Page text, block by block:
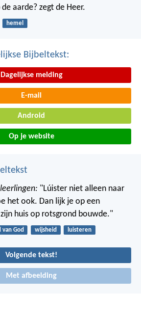
aarde? zegt de Heer.
hemel
Bijbeltekst:
Dagelijkse melding
E-mail
Android
Op je website
"Lúister niet alleen naar
het ook. Dan lijk je op een
huis op rotsgrond bouwde."
van God wijsheid luisteren
Volgende tekst!
Met afbeelding